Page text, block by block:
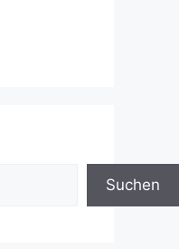
Suchen